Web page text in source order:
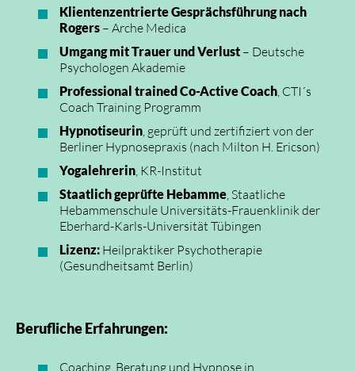
Klientenzentrierte Gesprächsführung nach
Rogers – Arche Medica
Umgang mit Trauer und Verlust – Deutsche
Psychologen Akademie
Professional trained Co-Active Coach, CTI´s
Coach Training Programm
Hypnotiseurin, geprüft und zertifiziert von der
Berliner Hypnosepraxis (nach Milton H. Ericson)
Yogalehrerin, KR-Institut
Staatlich geprüfte Hebamme, Staatliche
Hebammenschule Universitäts-Frauenklinik der
Eberhard-Karls-Universität Tübingen
Lizenz: Heilpraktiker Psychotherapie
(Gesundheitsamt Berlin)
Berufliche Erfahrungen:
Coaching, Beratung und Hypnose in